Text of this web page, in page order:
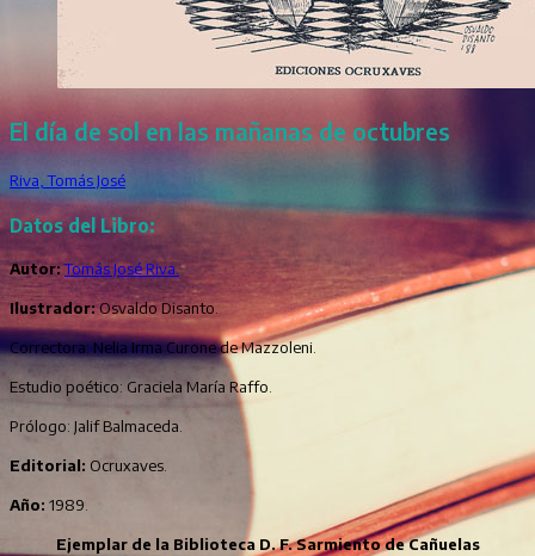
El día de sol en las mañanas de octubres
Riva, Tomás José
Datos del Libro:
Autor:Tomás José Riva.
Ilustrador:Osvaldo Disanto.
Correctora: Nelia Irma Curone de Mazzoleni.
Estudio poético: Graciela María Raffo.
Prólogo: Jalif Balmaceda.
Editorial: Ocruxaves.
Año: 1989.
Ejemplar de la Biblioteca D. F. Sarmiento de Cañuelas